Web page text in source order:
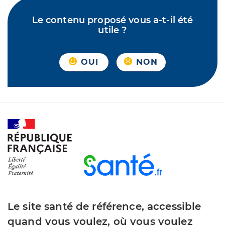
Le contenu proposé vous a-t-il été
utile ?
OUI NON
Le site santé de référence, accessible
quand vous voulez, où vous voulez